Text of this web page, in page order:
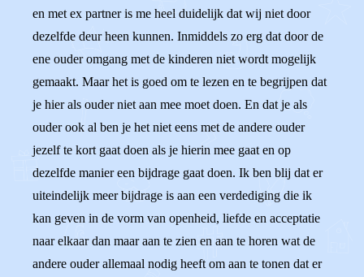
en met ex partner is me heel duidelijk dat wij niet door
dezelfde deur heen kunnen. Inmiddels zo erg dat door de
ene ouder omgang met de kinderen niet wordt mogelijk
gemaakt. Maar het is goed om te lezen en te begrijpen dat
je hier als ouder niet aan mee moet doen. En dat je als
ouder ook al ben je het niet eens met de andere ouder
jezelf te kort gaat doen als je hierin mee gaat en op
dezelfde manier een bijdrage gaat doen. Ik ben blij dat er
uiteindelijk meer bijdrage is aan een verdediging die ik
kan geven in de vorm van openheid, liefde en acceptatie
naar elkaar dan maar aan te zien en aan te horen wat de
andere ouder allemaal nodig heeft om aan te tonen dat er